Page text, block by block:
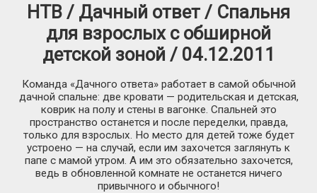
НТВ / Дачный ответ / Спальня
для взрослых с обширной
детской зоной / 04.12.2011
Команда «Дачного ответа» работает в самой обычной
дачной спальне: две кровати — родительская и детская,
коврик на полу и стены в вагонке. Спальней это
пространство останется и после переделки, правда,
только для взрослых. Но место для детей тоже будет
устроено — на случай, если им захочется заглянуть к
папе с мамой утром. А им это обязательно захочется,
ведь в обновленной комнате не останется ничего
привычного и обычного!